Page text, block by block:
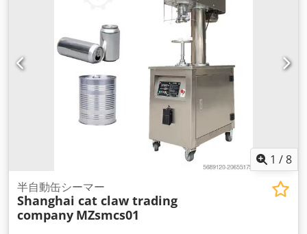
1 /8
半自動缶シーマー
Shanghai cat claw trading
company MZsmcs01